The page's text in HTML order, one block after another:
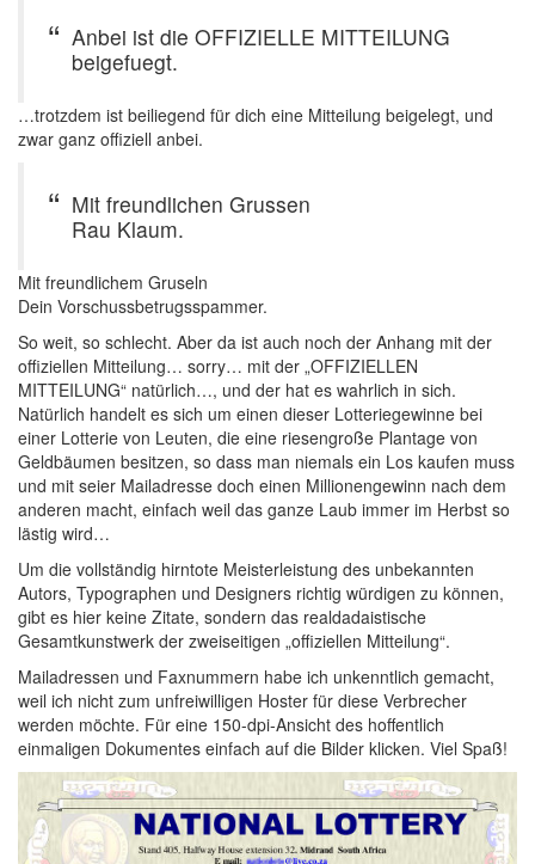
Anbei ist die OFFIZIELLE MITTEILUNG
beigefuegt.
…trotzdem ist beiliegend für dich eine Mitteilung beigelegt, und
zwar ganz offiziell anbei.
Mit freundlichen Grussen
Rau Klaum.
Mit freundlichem Gruseln
Dein Vorschussbetrugsspammer.
So weit, so schlecht. Aber da ist auch noch der Anhang mit der
offiziellen Mitteilung… sorry… mit der „OFFIZIELLEN
MITTEILUNG“ natürlich…, und der hat es wahrlich in sich.
Natürlich handelt es sich um einen dieser Lotteriegewinne bei
einer Lotterie von Leuten, die eine riesengroße Plantage von
Geldbäumen besitzen, so dass man niemals ein Los kaufen muss
und mit seier Mailadresse doch einen Millionengewinn nach dem
anderen macht, einfach weil das ganze Laub immer im Herbst so
lästig wird…
Um die vollständig hirntote Meisterleistung des unbekannten
Autors, Typographen und Designers richtig würdigen zu können,
gibt es hier keine Zitate, sondern das realdadaistische
Gesamtkunstwerk der zweiseitigen „offiziellen Mitteilung“.
Mailadressen und Faxnummern habe ich unkenntlich gemacht,
weil ich nicht zum unfreiwilligen Hoster für diese Verbrecher
werden möchte. Für eine 150-dpi-Ansicht des hoffentlich
einmaligen Dokumentes einfach auf die Bilder klicken. Viel Spaß!